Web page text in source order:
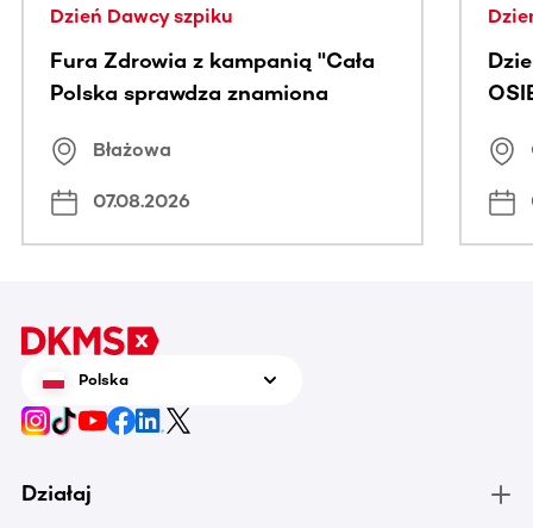
Dzień Dawcy szpiku
Fura Zdrowia z kampanią "Cała
Polska sprawdza znamiona
Błażowa
07.08.2026
Polska
Działaj